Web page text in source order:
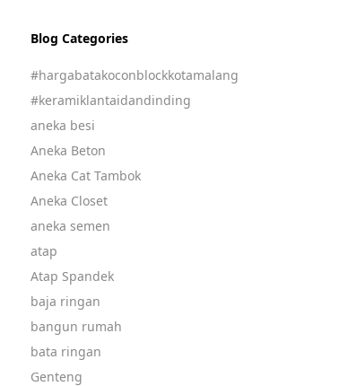
Blog Categories
#hargabatakoconblockkotamalang
#keramiklantaidandinding
aneka besi
Aneka Beton
Aneka Cat Tambok
Aneka Closet
aneka semen
atap
Atap Spandek
baja ringan
bangun rumah
bata ringan
Genteng